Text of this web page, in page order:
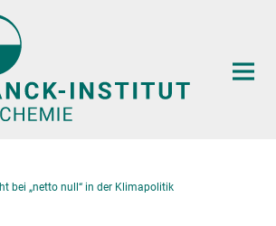
bei „netto null“ in der Klimapolitik